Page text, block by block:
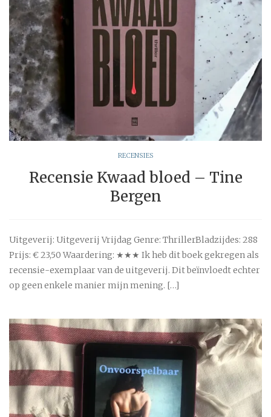
RECENSIES
Recensie Kwaad bloed – Tine
Bergen
Uitgeverij: Uitgeverij Vrijdag Genre: ThrillerBladzijdes: 288
Prijs: € 23,50 Waardering: ★★★ Ik heb dit boek gekregen als
recensie-exemplaar van de uitgeverij. Dit beïnvloedt echter
op geen enkele manier mijn mening. […]